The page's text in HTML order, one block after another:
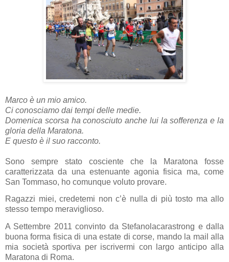
Marco è un mio amico.
Ci conosciamo dai tempi delle medie.
Domenica scorsa ha conosciuto anche lui la sofferenza e la
gloria della Maratona.
E questo è il suo racconto.
Sono sempre stato cosciente che la Maratona fosse
caratterizzata da una estenuante agonia fisica ma, come
San Tommaso, ho comunque voluto provare.
Ragazzi miei, credetemi non c’è nulla di più tosto ma allo
stesso tempo meraviglioso.
A Settembre 2011 convinto da Stefanolacarastrong e dalla
buona forma fisica di una estate di corse, mando la mail alla
mia società sportiva per iscrivermi con largo anticipo alla
Maratona di Roma.